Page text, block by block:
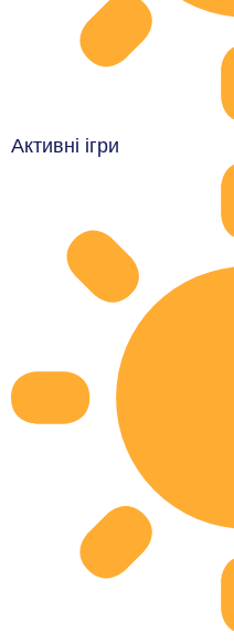
Активні ігри